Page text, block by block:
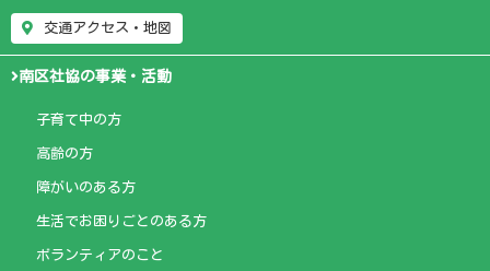
交通アクセス・地図
南区社協の事業・活動
子育て中の方
高齢の方
障がいのある方
生活でお困りごとのある方
ボランティアのこと